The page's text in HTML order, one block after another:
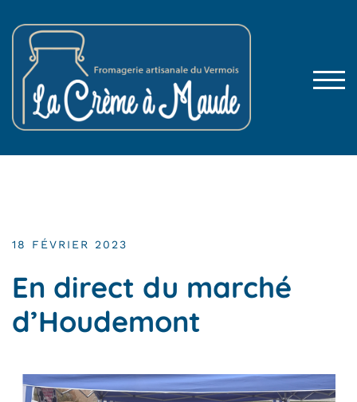
18 FÉVRIER 2023
En direct du marché
d’Houdemont